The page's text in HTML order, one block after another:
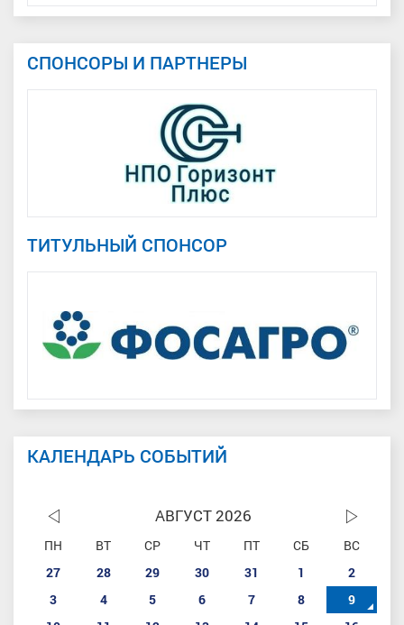
СПОНСОРЫ И ПАРТНЕРЫ
ТИТУЛЬНЫЙ СПОНСОР
КАЛЕНДАРЬ СОБЫТИЙ
АВГУСТ 2026
ПН ВТ СР ЧТ ПТ СБ
ВС
27
28 29 30 31 1
2
3
4 5 6 7 8
9